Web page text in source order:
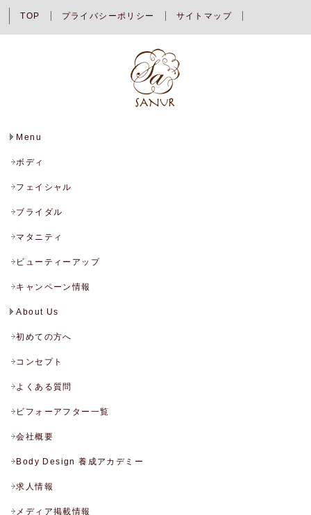
TOP プライバシーポリシー サイトマップ
Menu
ボディ
フェイシャル
ブライダル
マタニティ
ビューティーアップ
キャンペーン情報
About Us
初めての方へ
コンセプト
よくある質問
ビフォーアフター一覧
会社概要
Body Design 養成アカデミー
求人情報
メディア掲載情報